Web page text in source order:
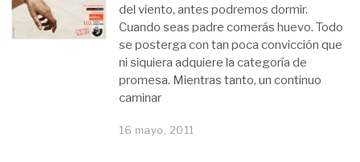
del viento, antes podremos dormir.
Cuando seas padre comerás huevo. Todo
se posterga con tan poca convicción que
ni siquiera adquiere la categoría de
promesa. Mientras tanto, un continuo
caminar
16 mayo, 2011